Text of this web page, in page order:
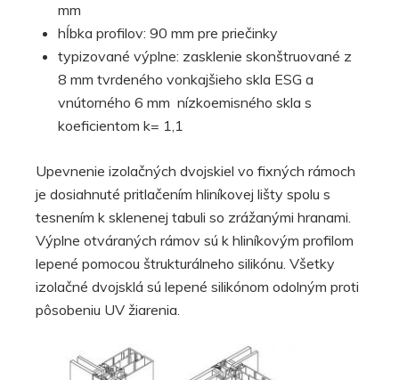
mm
hĺbka profilov: 90 mm pre priečinky
typizované výplne: zasklenie skonštruované z
8 mm tvrdeného vonkajšieho skla ESG a
vnútorného 6 mm nízkoemisného skla s
koeficientom k= 1,1
Upevnenie izolačných dvojskiel vo fixných rámoch
je dosiahnuté pritlačením hliníkovej lišty spolu s
tesnením k sklenenej tabuli so zrážanými hranami.
Výplne otváraných rámov sú k hliníkovým profilom
lepené pomocou štrukturálneho silikónu. Všetky
izolačné dvojsklá sú lepené silikónom odolným proti
pôsobeniu UV žiarenia.